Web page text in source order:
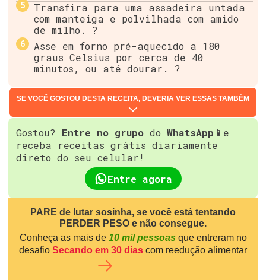
Transfira para uma assadeira untada
com manteiga e polvilhada com amido
de milho. ?
Asse em forno pré-aquecido a 180
graus Celsius por cerca de 40
minutos, ou até dourar. ?
SE VOCÊ GOSTOU DESTA RECEITA, DEVERIA VER ESSAS TAMBÉM
Gostou? Entre no grupo do WhatsApp📱 e
receba receitas grátis diariamente
direto do seu celular!
Entre agora
PARE de lutar sosinha, se você está tentando
PERDER PESO e não consegue.
Conheça as mais de 10 mil pessoas que entreram no
desafio Secando em 30 dias com reedução alimentar